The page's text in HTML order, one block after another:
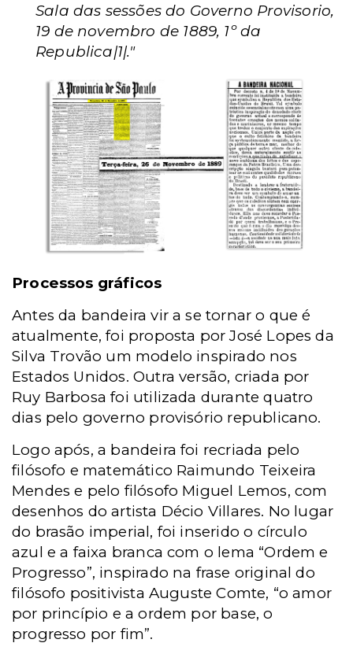
Sala das sessões do Governo Provisorio,
19 de novembro de 1889, 1º da
Republica|1|."
Processos gráficos
Antes da bandeira vir a se tornar o que é
atualmente, foi proposta por José Lopes da
Silva Trovão um modelo inspirado nos
Estados Unidos. Outra versão, criada por
Ruy Barbosa foi utilizada durante quatro
dias pelo governo provisório republicano.
Logo após, a bandeira foi recriada pelo
filósofo e matemático Raimundo Teixeira
Mendes e pelo filósofo Miguel Lemos, com
desenhos do artista Décio Villares. No lugar
do brasão imperial, foi inserido o círculo
azul e a faixa branca com o lema “Ordem e
Progresso”, inspirado na frase original do
filósofo positivista Auguste Comte, “o amor
por princípio e a ordem por base, o
progresso por fim”.